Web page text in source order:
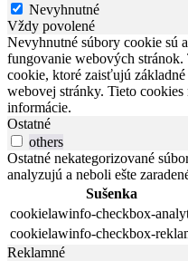
Nevyhnutné
Vždy povolené
Nevyhnutné súbory cookie sú
fungovanie webových stránok.
cookie, ktoré zaisťujú
webovej stránky. Tieto cookies
informácie.
Ostatné
others
Ostatné nekategorizované
analyzujú a neboli ešte
Sušenka
cookielawinfo-checkbox-
cookielawinfo-checkbox-
Reklamné